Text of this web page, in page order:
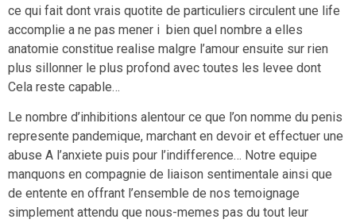
ce qui fait dont vrais quotite de particuliers circulent une life
accomplie a ne pas mener i bien quel nombre a elles
anatomie constitue realise malgre l’amour ensuite sur rien
plus sillonner le plus profond avec toutes les levee dont
Cela reste capable…
Le nombre d’inhibitions alentour ce que l’on nomme du penis
represente pandemique, marchant en devoir et effectuer une
abuse A l’anxiete puis pour l’indifference… Notre equipe
manquons en compagnie de liaison sentimentale ainsi que
de entente en offrant l’ensemble de nos temoignage
simplement attendu que nous-memes pas du tout leur